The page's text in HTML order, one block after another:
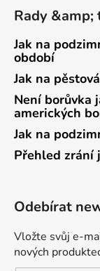
Rady &amp;
Jak na
období
Jak na
Není borůvka
amerických
Jak na
Přehled zrání
Odebírat
Vložte svůj e-
nových